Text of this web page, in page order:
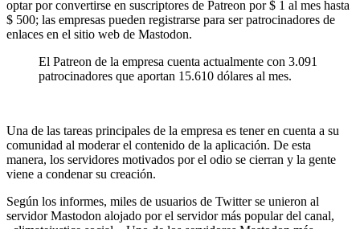
optar por convertirse en suscriptores de Patreon por $ 1 al mes hasta
$ 500; las empresas pueden registrarse para ser patrocinadores de
enlaces en el sitio web de Mastodon.
El Patreon de la empresa cuenta actualmente con 3.091
patrocinadores que aportan 15.610 dólares al mes.
Una de las tareas principales de la empresa es tener en cuenta a su
comunidad al moderar el contenido de la aplicación. De esta
manera, los servidores motivados por el odio se cierran y la gente
viene a condenar su creación.
Según los informes, miles de usuarios de Twitter se unieron al
servidor Mastodon alojado por el servidor más popular del canal,